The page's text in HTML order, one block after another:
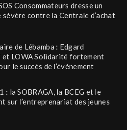
Consommateurs dresse un
contre la Centrale d’achat
de Lébamba : Edgard
et LOWA Solidarité fortement
le succès de l’événement
: la SOBRAGA, la BCEG et le
sur l’entreprenariat des jeunes